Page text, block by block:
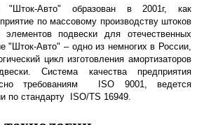
"Шток-Авто" образован в 2001г, как
по массовому производству штоков
элементов подвески для отечественных
"Шток-Авто" – одно из немногих в России,
цикл изготовления амортизаторов
Система качества предприятия
требованиям ISO 9001, ведется
по стандарту ISO/TS 16949